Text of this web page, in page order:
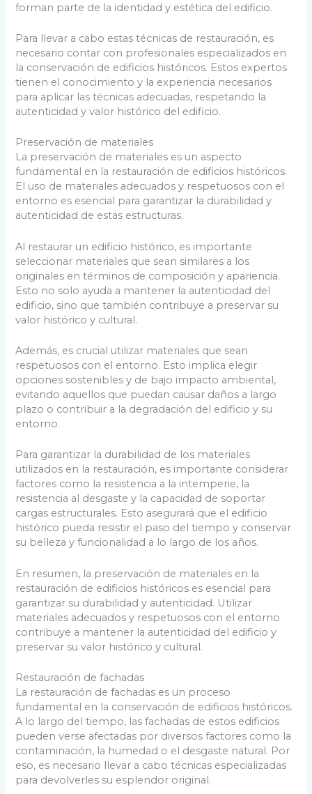
forman parte de la identidad y estética del edificio.
Para llevar a cabo estas técnicas de restauración, es
necesario contar con profesionales especializados en
la conservación de edificios históricos. Estos expertos
tienen el conocimiento y la experiencia necesarios
para aplicar las técnicas adecuadas, respetando la
autenticidad y valor histórico del edificio.
Preservación de materiales
La preservación de materiales es un aspecto
fundamental en la restauración de edificios históricos.
El uso de materiales adecuados y respetuosos con el
entorno es esencial para garantizar la durabilidad y
autenticidad de estas estructuras.
Al restaurar un edificio histórico, es importante
seleccionar materiales que sean similares a los
originales en términos de composición y apariencia.
Esto no solo ayuda a mantener la autenticidad del
edificio, sino que también contribuye a preservar su
valor histórico y cultural.
Además, es crucial utilizar materiales que sean
respetuosos con el entorno. Esto implica elegir
opciones sostenibles y de bajo impacto ambiental,
evitando aquellos que puedan causar daños a largo
plazo o contribuir a la degradación del edificio y su
entorno.
Para garantizar la durabilidad de los materiales
utilizados en la restauración, es importante considerar
factores como la resistencia a la intemperie, la
resistencia al desgaste y la capacidad de soportar
cargas estructurales. Esto asegurará que el edificio
histórico pueda resistir el paso del tiempo y conservar
su belleza y funcionalidad a lo largo de los años.
En resumen, la preservación de materiales en la
restauración de edificios históricos es esencial para
garantizar su durabilidad y autenticidad. Utilizar
materiales adecuados y respetuosos con el entorno
contribuye a mantener la autenticidad del edificio y
preservar su valor histórico y cultural.
Restauración de fachadas
La restauración de fachadas es un proceso
fundamental en la conservación de edificios históricos.
A lo largo del tiempo, las fachadas de estos edificios
pueden verse afectadas por diversos factores como la
contaminación, la humedad o el desgaste natural. Por
eso, es necesario llevar a cabo técnicas especializadas
para devolverles su esplendor original.